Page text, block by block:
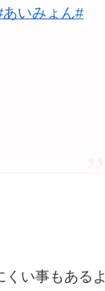
あいみょん#
い事もあるよ